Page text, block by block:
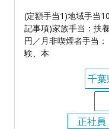
(定額手当1)地域手当
記事項)家族手当：扶
円／月非喫煙者手当
験、本
千葉
正社員